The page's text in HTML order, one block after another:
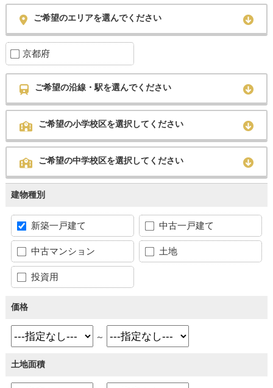
ご希望のエリアを選んでください
京都府
ご希望の沿線・駅を選んでください
ご希望の小学校区を選択してください
ご希望の中学校区を選択してください
建物種別
新築一戸建て 中古一戸建て
中古マンション 土地
投資用
価格
～
土地面積